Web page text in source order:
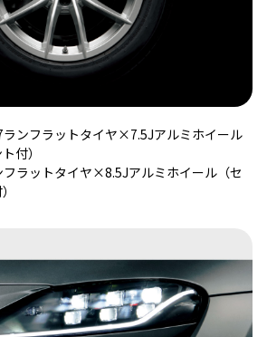
ンフラットタイヤ×7.5Jアルミホイール
付）
ラットタイヤ×8.5Jアルミホイール（セ